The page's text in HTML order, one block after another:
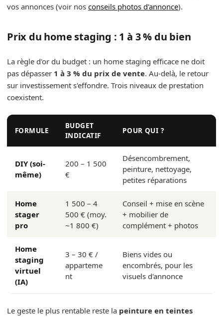
vos annonces (voir nos conseils photos d'annonce).
Prix du home staging : 1 à 3 % du bien
La règle d'or du budget : un home staging efficace ne doit
pas dépasser 1 à 3 % du prix de vente. Au-delà, le retour
sur investissement s'effondre. Trois niveaux de prestation
coexistent.
FORMULE
BUDGET
INDICATIF
POUR QUI ?
DIY (soi-
même)
200 – 1 500
€
Désencombrement,
peinture, nettoyage,
petites réparations
Home
stager
pro
1 500 – 4
500 € (moy.
~1 800 €)
Conseil + mise en scène
+ mobilier de
complément + photos
Home
staging
virtuel
(IA)
3 – 30 € /
apparteme
nt
Biens vides ou
encombrés, pour les
visuels d'annonce
Le geste le plus rentable reste la peinture en teintes